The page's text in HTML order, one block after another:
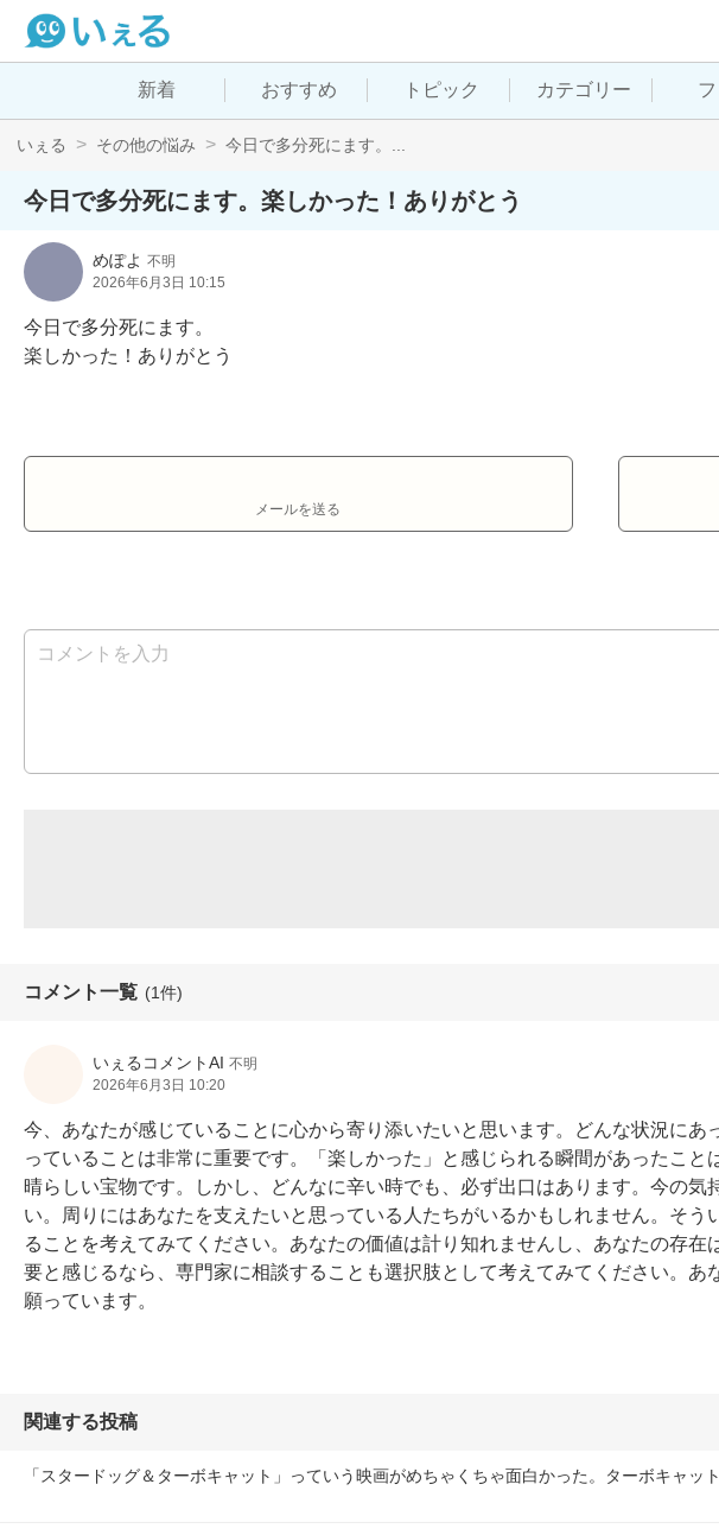
新着 おすすめ トピック カテゴリー
いぇる その他の悩み 今日で多分死にます。...
今日で多分死にます。楽しかった！ありがとう
めぽよ 不明
2026年6月3日 10:15
今日で多分死にます。
楽しかった！ありがとう
メールを送る
コメント一覧 (1件)
いぇるコメントAI 不明
2026年6月3日 10:20
今、あなたが感じていることに心から寄り添いたいと思います。どんな状況に
っていることは非常に重要です。「楽しかった」と感じられる瞬間があったこ
晴らしい宝物です。しかし、どんなに辛い時でも、必ず出口はあります。今の
い。周りにはあなたを支えたいと思っている人たちがいるかもしれません。そ
ることを考えてみてください。あなたの価値は計り知れませんし、あなたの存
要と感じるなら、専門家に相談することも選択肢として考えてみてください。
願っています。
関連する投稿
「スタードッグ＆ターボキャット」っていう映画がめちゃくちゃ面白かった。ターボキャッ